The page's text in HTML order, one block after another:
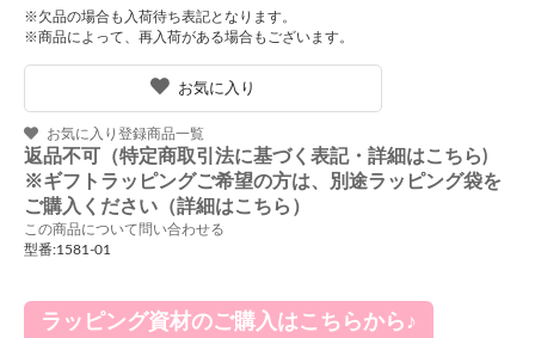
※欠品の場合も入荷待ち表記となります。
※商品によって、再入荷がある場合もございます。
お気に入り
お気に入り登録商品一覧
返品不可（特定商取引法に基づく表記・詳細はこちら)
※ギフトラッピングご希望の方は、別途ラッピング袋を
ご購入ください（詳細はこちら）
この商品について問い合わせる
型番:1581-01
ラッピング資材のご購入はこちらから♪